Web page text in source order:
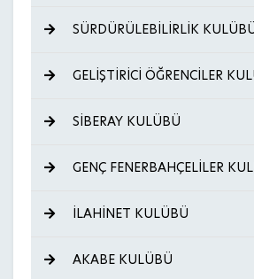
SÜRDÜRÜLEBİLİRLİK
GELİŞTİRİCİ ÖĞRENCİLER
SİBERAY KULÜBÜ
GENÇ FENERBAHÇELİLER
İLAHİNET KULÜBÜ
AKABE KULÜBÜ